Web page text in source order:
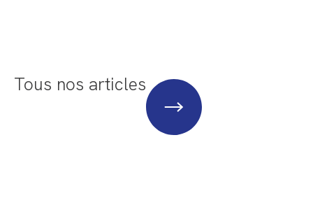
Tous nos articles